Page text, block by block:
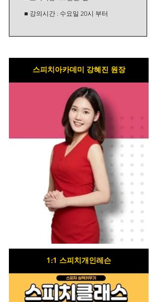
■ 강의시간 : 수요일 20시 부터
스피치아카데미 강혜진 원장
1:1 스피치개인레슨